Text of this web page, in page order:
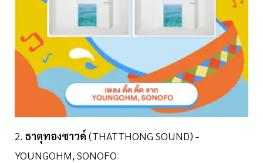
2. ธาตุทองซาวด์ (THATTHONG SOUND) -
YOUNGOHM, SONOFO